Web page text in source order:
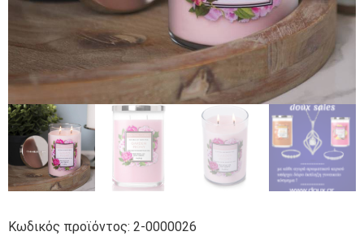
Κωδικός προϊόντος: 2-0000026